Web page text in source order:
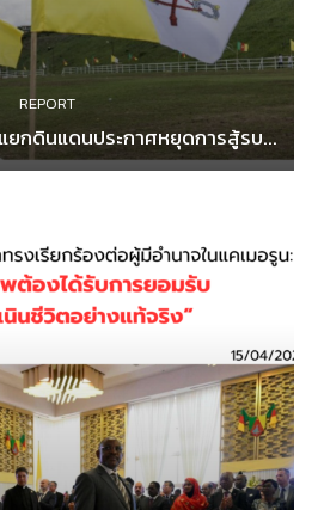
REPORT
ยกดินแดนประกาศหยุดการสู้รบ...